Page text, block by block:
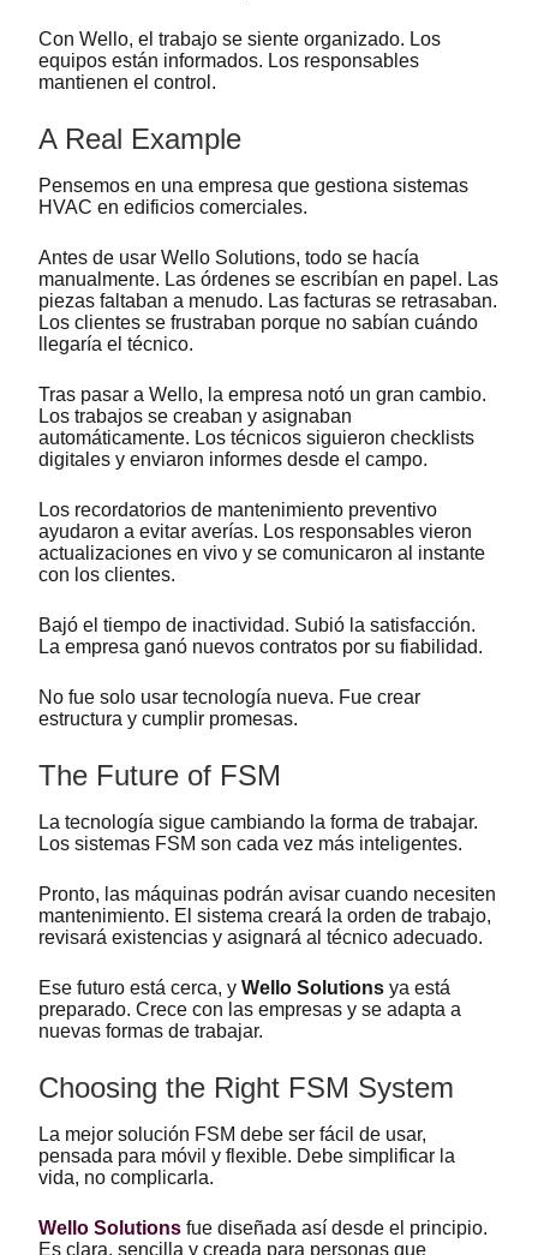
Con Wello, el trabajo se siente organizado. Los
equipos están informados. Los responsables
mantienen el control.
A Real Example
Pensemos en una empresa que gestiona sistemas
HVAC en edificios comerciales.
Antes de usar Wello Solutions, todo se hacía
manualmente. Las órdenes se escribían en papel. Las
piezas faltaban a menudo. Las facturas se retrasaban.
Los clientes se frustraban porque no sabían cuándo
llegaría el técnico.
Tras pasar a Wello, la empresa notó un gran cambio.
Los trabajos se creaban y asignaban
automáticamente. Los técnicos siguieron checklists
digitales y enviaron informes desde el campo.
Los recordatorios de mantenimiento preventivo
ayudaron a evitar averías. Los responsables vieron
actualizaciones en vivo y se comunicaron al instante
con los clientes.
Bajó el tiempo de inactividad. Subió la satisfacción.
La empresa ganó nuevos contratos por su fiabilidad.
No fue solo usar tecnología nueva. Fue crear
estructura y cumplir promesas.
The Future of FSM
La tecnología sigue cambiando la forma de trabajar.
Los sistemas FSM son cada vez más inteligentes.
Pronto, las máquinas podrán avisar cuando necesiten
mantenimiento. El sistema creará la orden de trabajo,
revisará existencias y asignará al técnico adecuado.
Ese futuro está cerca, y Wello Solutions ya está
preparado. Crece con las empresas y se adapta a
nuevas formas de trabajar.
Choosing the Right FSM System
La mejor solución FSM debe ser fácil de usar,
pensada para móvil y flexible. Debe simplificar la
vida, no complicarla.
Wello Solutions fue diseñada así desde el principio.
Es clara, sencilla y creada para personas que